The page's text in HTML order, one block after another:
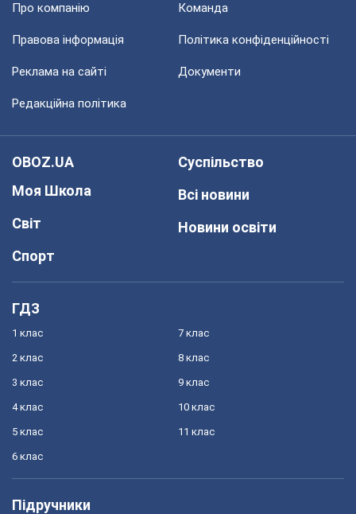
Про компанію Команда
Правова інформація Політика конфіденційності
Реклама на сайті Документи
Редакційна політика
OBOZ.UA
Моя Школа
Світ
Спорт
Суспільство
Всі новини
Новини освіти
ГДЗ
1 клас
2 клас
3 клас
4 клас
5 клас
6 клас
7 клас
8 клас
9 клас
10 клас
11 клас
Підручники